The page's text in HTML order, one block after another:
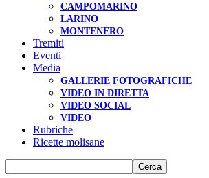
CAMPOMARINO
LARINO
MONTENERO
Tremiti
Eventi
Media
GALLERIE FOTOGRAFICHE
VIDEO IN DIRETTA
VIDEO SOCIAL
VIDEO
Rubriche
Ricette molisane